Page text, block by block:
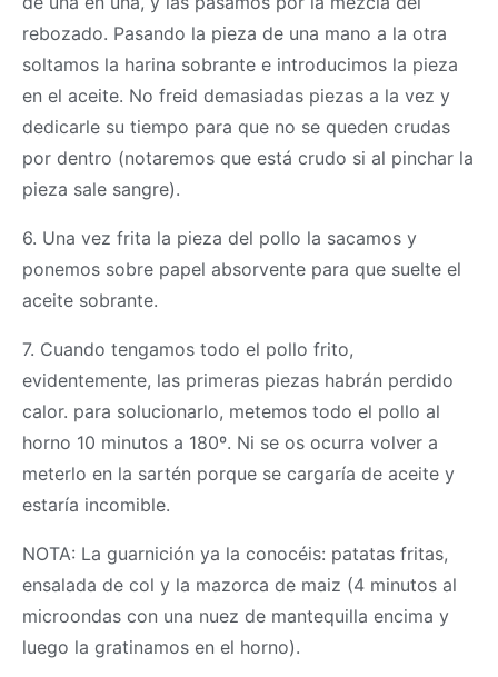
rebozado. Pasando la pieza de una mano a la otra
soltamos la harina sobrante e introducimos la pieza
en el aceite. No freid demasiadas piezas a la vez y
dedicarle su tiempo para que no se queden crudas
por dentro (notaremos que está crudo si al pinchar la
pieza sale sangre).
6. Una vez frita la pieza del pollo la sacamos y
ponemos sobre papel absorvente para que suelte el
aceite sobrante.
7. Cuando tengamos todo el pollo frito,
evidentemente, las primeras piezas habrán perdido
calor. para solucionarlo, metemos todo el pollo al
horno 10 minutos a 180º. Ni se os ocurra volver a
meterlo en la sartén porque se cargaría de aceite y
estaría incomible.
NOTA: La guarnición ya la conocéis: patatas fritas,
ensalada de col y la mazorca de maiz (4 minutos al
microondas con una nuez de mantequilla encima y
luego la gratinamos en el horno).